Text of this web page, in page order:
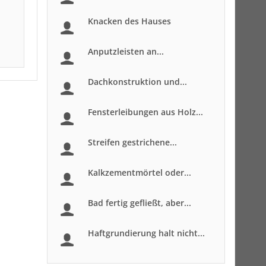
Knacken des Hauses
Anputzleisten an...
Dachkonstruktion und...
Fensterleibungen aus Holz...
Streifen gestrichene...
Kalkzementmörtel oder...
Bad fertig gefließt, aber...
Haftgrundierung halt nicht...